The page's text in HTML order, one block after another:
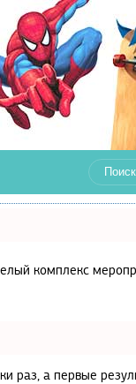
комплекс
раз, а первые